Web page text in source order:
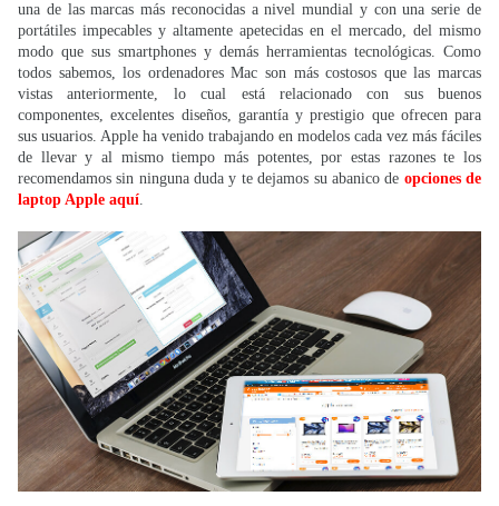
una de las marcas más reconocidas a nivel mundial y con una serie de
portátiles impecables y altamente apetecidas en el mercado, del mismo
modo que sus smartphones y demás herramientas tecnológicas. Como
todos sabemos, los ordenadores Mac son más costosos que las marcas
vistas anteriormente, lo cual está relacionado con sus buenos
componentes, excelentes diseños, garantía y prestigio que ofrecen para
sus usuarios. Apple ha venido trabajando en modelos cada vez más fáciles
de llevar y al mismo tiempo más potentes, por estas razones te los
recomendamos sin ninguna duda y te dejamos su abanico de opciones de
laptop Apple aquí.